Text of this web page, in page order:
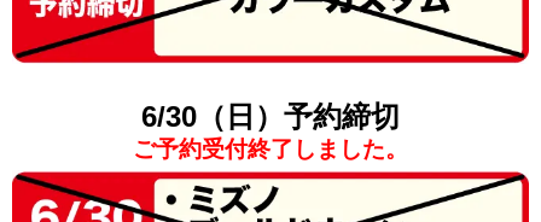
6/30（日）予約締切
ご予約受付終了しました。